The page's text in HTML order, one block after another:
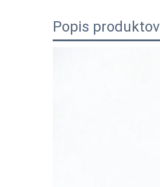
Popis produktov